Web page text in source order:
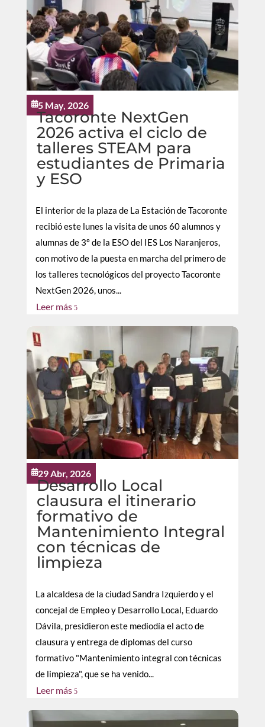
5 May, 2026
Tacoronte NextGen
2026 activa el ciclo de
talleres STEAM para
estudiantes de Primaria
y ESO
El interior de la plaza de La Estación de Tacoronte
recibió este lunes la visita de unos 60 alumnos y
alumnas de 3º de la ESO del IES Los Naranjeros,
con motivo de la puesta en marcha del primero de
los talleres tecnológicos del proyecto Tacoronte
NextGen 2026, unos...
Leer más 5
29 Abr, 2026
Desarrollo Local
clausura el itinerario
formativo de
Mantenimiento Integral
con técnicas de
limpieza
La alcaldesa de la ciudad Sandra Izquierdo y el
concejal de Empleo y Desarrollo Local, Eduardo
Dávila, presidieron este mediodía el acto de
clausura y entrega de diplomas del curso
formativo "Mantenimiento integral con técnicas
de limpieza", que se ha venido...
Leer más 5